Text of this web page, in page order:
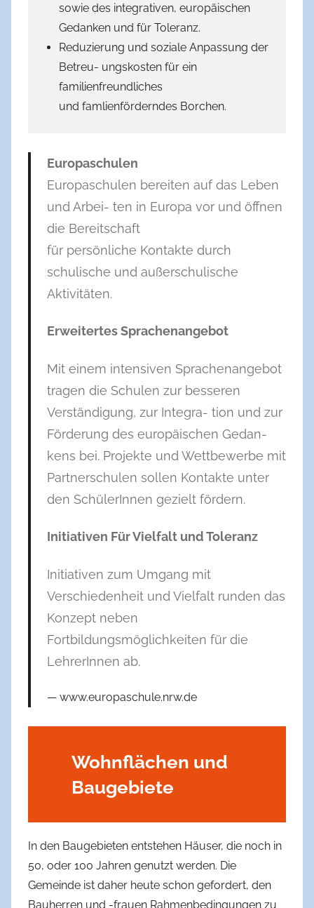
sowie des integrativen, europäischen
Gedanken und für Toleranz.
Reduzierung und soziale Anpassung der
Betreu- ungskosten für ein
familienfreundliches
und famlienförderndes Borchen.
Europaschulen
Europaschulen bereiten auf das Leben
und Arbei- ten in Europa vor und öffnen
die Bereitschaft
für persönliche Kontakte durch
schulische und außerschulische
Aktivitäten.
Erweitertes Sprachenangebot
Mit einem intensiven Sprachenangebot
tragen die Schulen zur besseren
Verständigung, zur Integra- tion und zur
Förderung des europäischen Gedan-
kens bei. Projekte und Wettbewerbe mit
Partnerschulen sollen Kontakte unter
den SchülerInnen gezielt fördern.
Initiativen Für Vielfalt und Toleranz
Initiativen zum Umgang mit
Verschiedenheit und Vielfalt runden das
Konzept neben
Fortbildungsmöglichkeiten für die
LehrerInnen ab.
www.europaschule.nrw.de
Wohnflächen und
Baugebiete
In den Baugebieten entstehen Häuser, die noch in
50, oder 100 Jahren genutzt werden. Die
Gemeinde ist daher heute schon gefordert, den
Bauherren und -frauen Rahmenbedingungen zu